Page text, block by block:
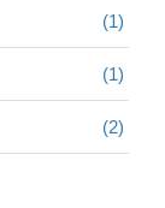
(1)
(1)
(2)